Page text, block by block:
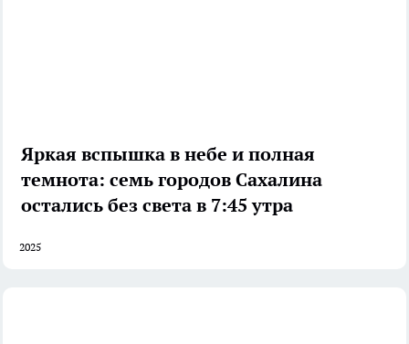
Яркая вспышка в небе и полная
темнота: семь городов Сахалина
остались без света в 7:45 утра
2025